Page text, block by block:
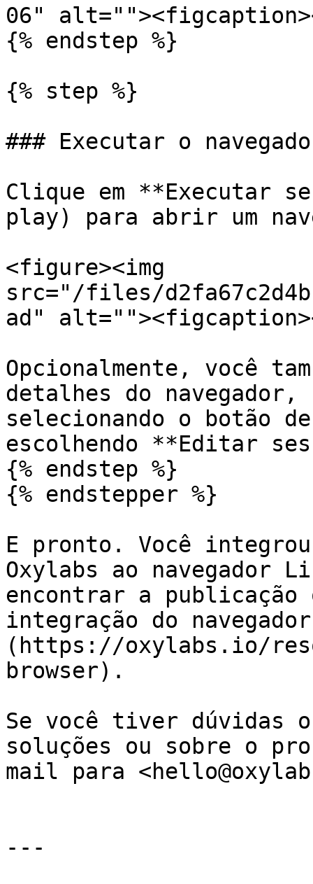
06"
{% endstep %}
{% step %}
### Executar o
Clique em **Executar
play) para abrir um
<figure><img
src="/files/
ad"
Opcionalmente, você
detalhes do
selecionando o botão
escolhendo **Editar
{% endstep %}
{% endstepper %}
E pronto. Você
Oxylabs ao navegador
encontrar a
integração do
(https://oxylabs.io/
browser).
Se você tiver dúvidas
soluções ou sobre o
mail para
---